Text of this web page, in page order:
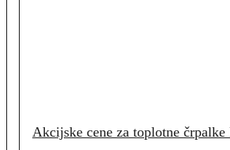
Akcijske cene za toplotne črpalke